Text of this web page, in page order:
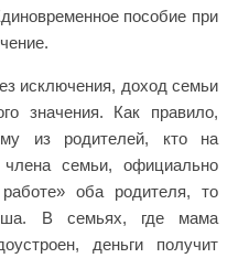
пособие при
исключения, доход семьи
значения. Как правило,
из родителей, кто на
семьи, официально
оба родителя, то
В семьях, где мама
деньги получит